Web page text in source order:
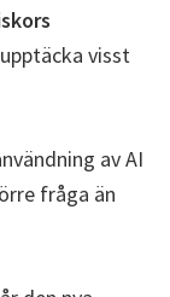
visst
av AI
fråga än